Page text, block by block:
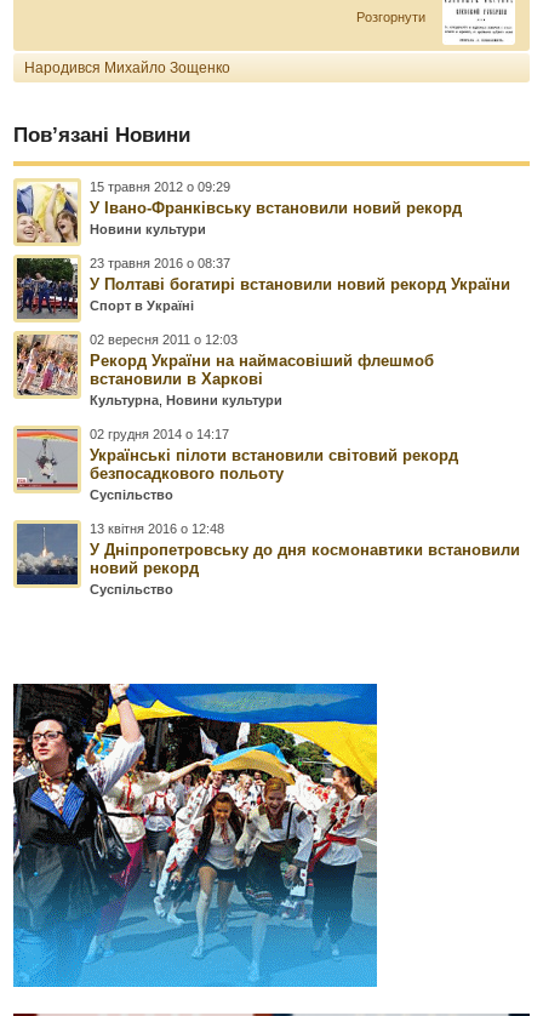
Розгорнути
Народився Михайло Зощенко
Пов’язані Новини
15 травня 2012 о 09:29
У Івано-Франківську встановили новий рекорд
Новини культури
23 травня 2016 о 08:37
У Полтаві богатирі встановили новий рекорд України
Спорт в Україні
02 вересня 2011 о 12:03
Рекорд України на наймасовіший флешмоб
встановили в Харкові
Культурна ,Новини культури
02 грудня 2014 о 14:17
Українські пілоти встановили світовий рекорд
безпосадкового польоту
Суспільство
13 квітня 2016 о 12:48
У Дніпропетровську до дня космонавтики встановили
новий рекорд
Суспільство